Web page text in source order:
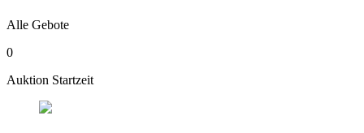
Alle Gebote
0
Auktion Startzeit